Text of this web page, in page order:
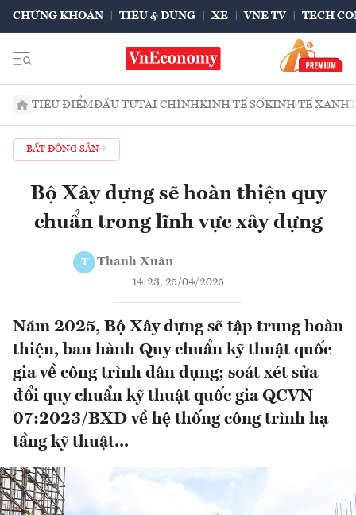
CHỨNG KHOÁN TIÊU & DÙNG XE VNE TV TECH
TIÊU ĐIỂMĐẦU TƯTÀI CHÍNHKINH TẾ SỐKINH TẾ XANH
BẤT ĐỘNG SẢN
Bộ Xây dựng sẽ hoàn thiện quy
chuẩn trong lĩnh vực xây dựng
T Thanh Xuân
14:23, 25/04/2025
Năm 2025, Bộ Xây dựng sẽ tập trung hoàn
thiện, ban hành Quy chuẩn kỹ thuật quốc
gia về công trình dân dụng; soát xét sửa
đổi quy chuẩn kỹ thuật quốc gia QCVN
07:2023/BXD về hệ thống công trình hạ
tầng kỹ thuật...